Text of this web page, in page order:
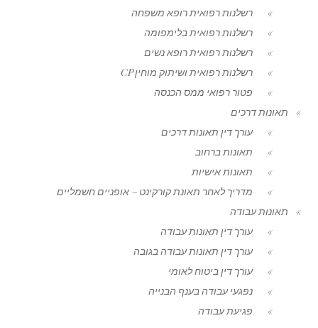
רשלנות רפואית רופא משפחה
רשלנות רפואית בלימפומה
רשלנות רפואית רופא נשים
רשלנות רפואית ושיתוק מוחין CP
פטור רפואי ממס הכנסה
תאונות דרכים
עורך דין תאונות דרכים
תאונות ברחוב
תאונות אישיות
מדריך לאחר תאונת קורקינט – אופניים חשמליים
תאונות עבודה
עורך דין תאונות עבודה
עורך דין תאונות עבודה בגובה
עורך דין ביטוח לאומי
נפגעי עבודה בענף הבנייה
פגיעת עבודה